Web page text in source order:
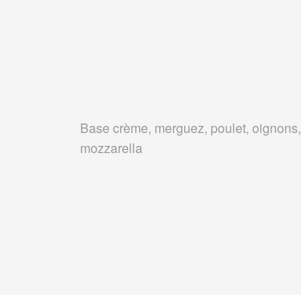
Base crème, merguez, poulet, oignons,
mozzarella